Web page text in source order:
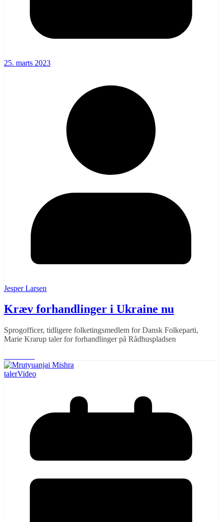
25. marts 2023
Jesper Larsen
Kræv forhandlinger i Ukraine nu
Sprogofficer, tidligere folketingsmedlem for Dansk Folkeparti,
Marie Krarup taler for forhandlinger på Rådhuspladsen
talerVideo